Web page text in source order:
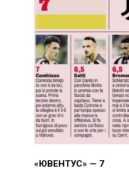
«ЮВЕНТУС» — 7